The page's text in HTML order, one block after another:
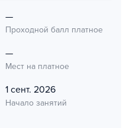
—
Проходной балл платное
—
Мест на платное
1 сент. 2026
Начало занятий